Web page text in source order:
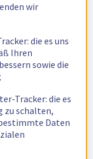
wir
die es uns
Ihren
sowie die
Tracker: die es
zu schalten,
Daten